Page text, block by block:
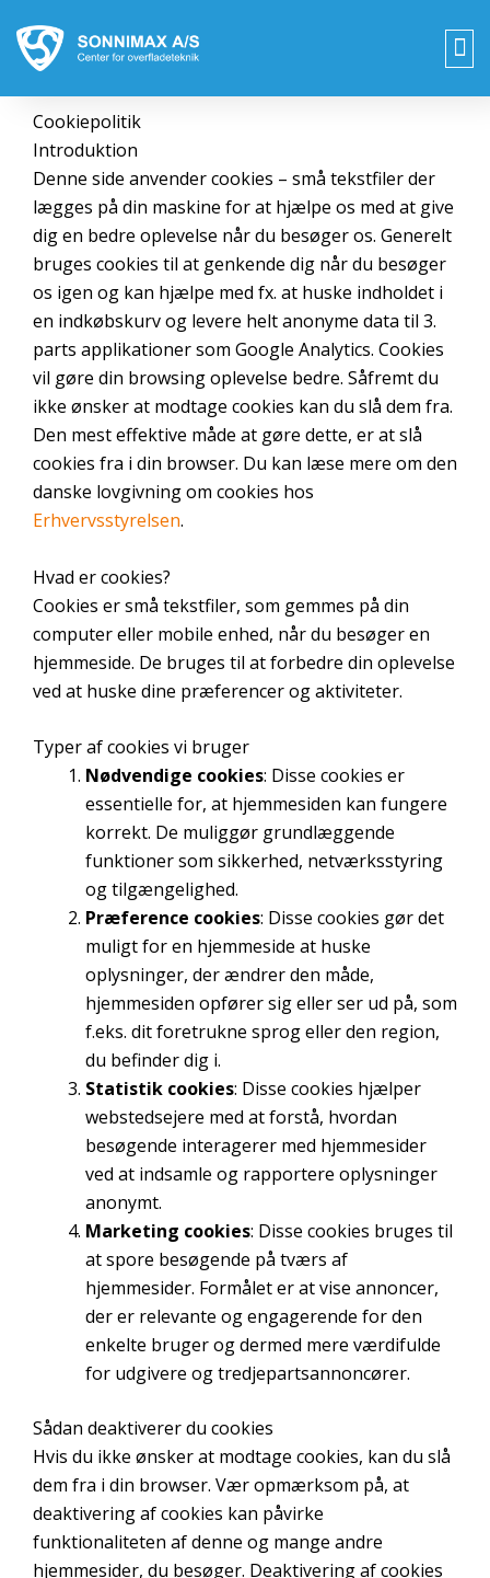
indholdet
Cookiepolitik
Introduktion
Denne side anvender cookies – små tekstfiler der
lægges på din maskine for at hjælpe os med at give
dig en bedre oplevelse når du besøger os. Generelt
bruges cookies til at genkende dig når du besøger
os igen og kan hjælpe med fx. at huske indholdet i
en indkøbskurv og levere helt anonyme data til 3.
parts applikationer som Google Analytics. Cookies
vil gøre din browsing oplevelse bedre. Såfremt du
ikke ønsker at modtage cookies kan du slå dem fra.
Den mest effektive måde at gøre dette, er at slå
cookies fra i din browser. Du kan læse mere om den
danske lovgivning om cookies hos
Erhvervsstyrelsen.
Hvad er cookies?
Cookies er små tekstfiler, som gemmes på din
computer eller mobile enhed, når du besøger en
hjemmeside. De bruges til at forbedre din oplevelse
ved at huske dine præferencer og aktiviteter.
Typer af cookies vi bruger
Nødvendige cookies: Disse cookies er
essentielle for, at hjemmesiden kan fungere
korrekt. De muliggør grundlæggende
funktioner som sikkerhed, netværksstyring
og tilgængelighed.
Præference cookies: Disse cookies gør det
muligt for en hjemmeside at huske
oplysninger, der ændrer den måde,
hjemmesiden opfører sig eller ser ud på, som
f.eks. dit foretrukne sprog eller den region,
du befinder dig i.
Statistik cookies: Disse cookies hjælper
webstedsejere med at forstå, hvordan
besøgende interagerer med hjemmesider
ved at indsamle og rapportere oplysninger
anonymt.
Marketing cookies: Disse cookies bruges til
at spore besøgende på tværs af
hjemmesider. Formålet er at vise annoncer,
der er relevante og engagerende for den
enkelte bruger og dermed mere værdifulde
for udgivere og tredjepartsannoncører.
Sådan deaktiverer du cookies
Hvis du ikke ønsker at modtage cookies, kan du slå
dem fra i din browser. Vær opmærksom på, at
deaktivering af cookies kan påvirke
funktionaliteten af denne og mange andre
hjemmesider, du besøger. Deaktivering af cookies
Nødvendige
cookies
gøre en
hjemmeside
brugbar ved at
aktivere
grundlæggende
såsom side-
navigation og
adgang til sikre
områder af
hjemmesiden.
Hjemmesiden
fungere
optimalt uden
disse cookies.
Statistik
Vi indsamler
oplysninger om,
hvordan du
interagerer med
hjemmesiden,
ofte du besøger
siden, og hvilke
sider du kigger
på. Det gør vi for
at kunne
optimere design,
brugervenlighed